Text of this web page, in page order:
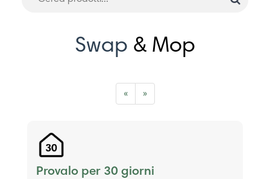
Swap & Mop
« »
Provalo per 30 giorni